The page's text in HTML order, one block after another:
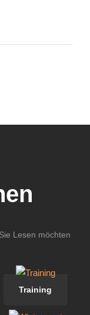
Lesen möchten
Training